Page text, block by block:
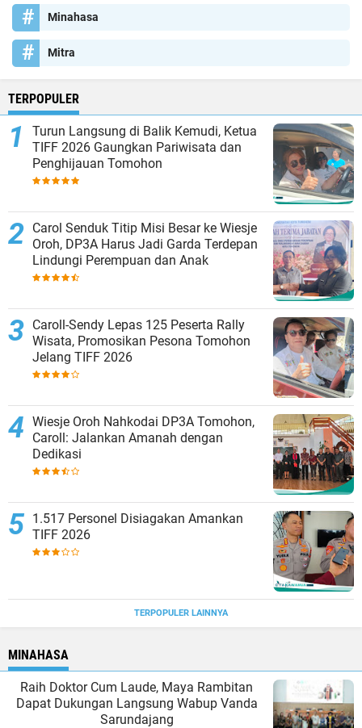
Minahasa
Mitra
TERPOPULER
Turun Langsung di Balik Kemudi, Ketua
TIFF 2026 Gaungkan Pariwisata dan
Penghijauan Tomohon
Carol Senduk Titip Misi Besar ke Wiesje
Oroh, DP3A Harus Jadi Garda Terdepan
Lindungi Perempuan dan Anak
Caroll-Sendy Lepas 125 Peserta Rally
Wisata, Promosikan Pesona Tomohon
Jelang TIFF 2026
Wiesje Oroh Nahkodai DP3A Tomohon,
Caroll: Jalankan Amanah dengan
Dedikasi
1.517 Personel Disiagakan Amankan
TIFF 2026
TERPOPULER LAINNYA
MINAHASA
Raih Doktor Cum Laude, Maya Rambitan
Dapat Dukungan Langsung Wabup Vanda
Sarundajang